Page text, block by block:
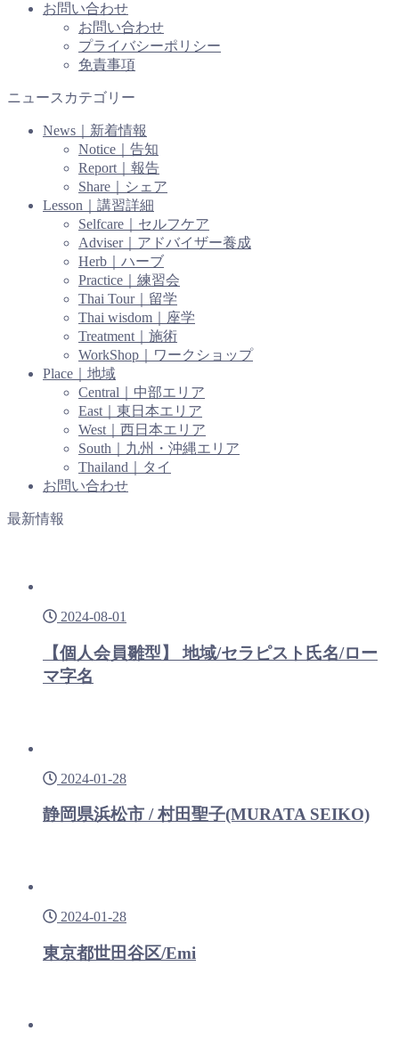
お問い合わせ
お問い合わせ
プライバシーポリシー
免責事項
ニュースカテゴリー
News｜新着情報
Notice｜告知
Report｜報告
Share｜シェア
Lesson｜講習詳細
Selfcare｜セルフケア
Adviser｜アドバイザー養成
Herb｜ハーブ
Practice｜練習会
Thai Tour｜留学
Thai wisdom｜座学
Treatment｜施術
WorkShop｜ワークショップ
Place｜地域
Central｜中部エリア
East｜東日本エリア
West｜西日本エリア
South｜九州・沖縄エリア
Thailand｜タイ
お問い合わせ
最新情報
2024-08-01
【個人会員雛型】 地域/セラピスト氏名/ロー
マ字名
2024-01-28
静岡県浜松市 / 村田聖子(MURATA SEIKO)
2024-01-28
東京都世田谷区/Emi